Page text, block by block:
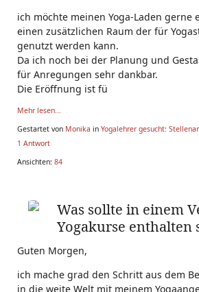
ich möchte meinen Yoga-Laden
einen zusätzlichen Raum der für
genutzt werden kann.
Da ich noch bei der Planung und
für Anregungen sehr dankbar.
Die Eröffnung ist fü
Mehr lesen...
Gestartet von Monika in Yogalehrer gesucht:
1 Antwort
Ansichten: 84
Was sollte in einem
Yogakurse enthalten
Guten Morgen,
ich mache grad den Schritt aus dem
in die weite Welt mit meinem